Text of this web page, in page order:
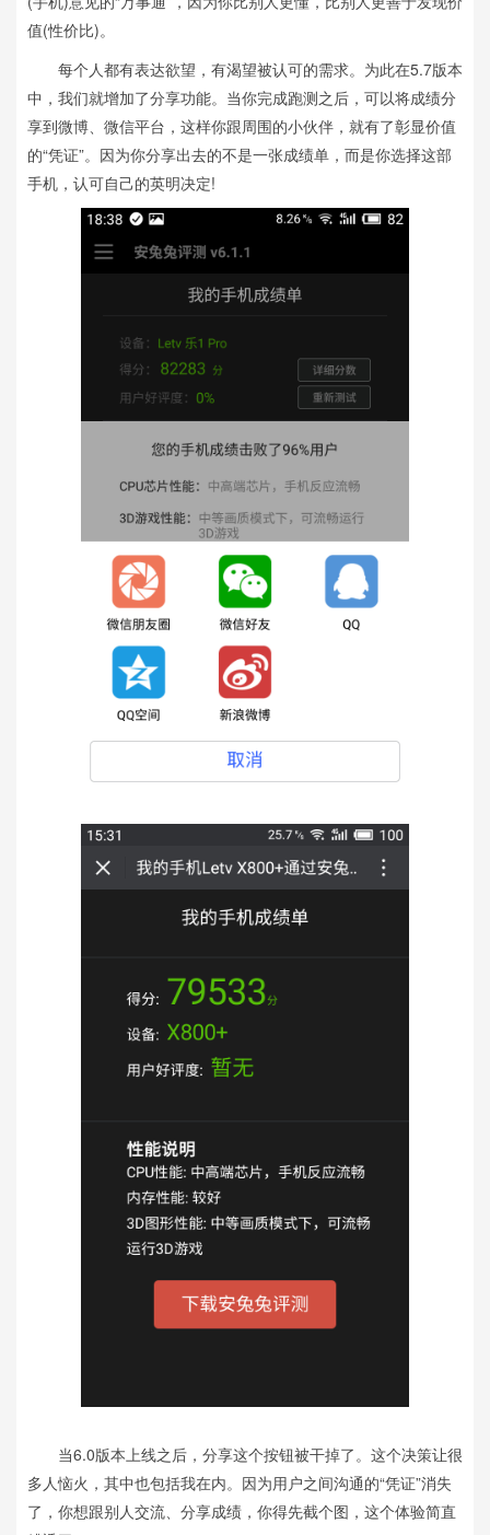
值(性价比)。
每个人都有表达欲望，有渴望被认可的需求。为此在5.7版本
中，我们就增加了分享功能。当你完成跑测之后，可以将成绩分
享到微博、微信平台，这样你跟周围的小伙伴，就有了彰显价值
的“凭证”。因为你分享出去的不是一张成绩单，而是你选择这部
手机，认可自己的英明决定!
当6.0版本上线之后，分享这个按钮被干掉了。这个决策让很
多人恼火，其中也包括我在内。因为用户之间沟通的“凭证”消失
了，你想跟别人交流、分享成绩，你得先截个图，这个体验简直